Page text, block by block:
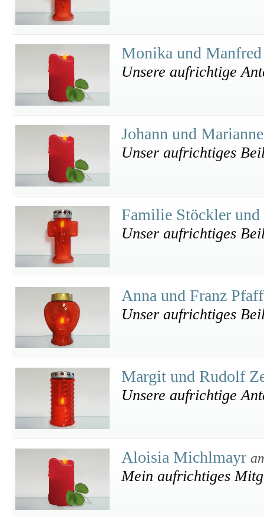
Monika und
Unsere aufrichtige
Johann und
Unser aufrichtiges
Familie Stöckler
Unser aufrichtiges
Anna und Franz
Unser aufrichtiges
Margit und Rudolf
Unsere aufrichtige
Aloisia Michlmayr
Mein aufrichtiges